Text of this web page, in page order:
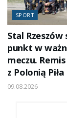
SPORT
Stal Rzeszów
punkt w
meczu. Remis
z Polonią Piła
09.08.2026